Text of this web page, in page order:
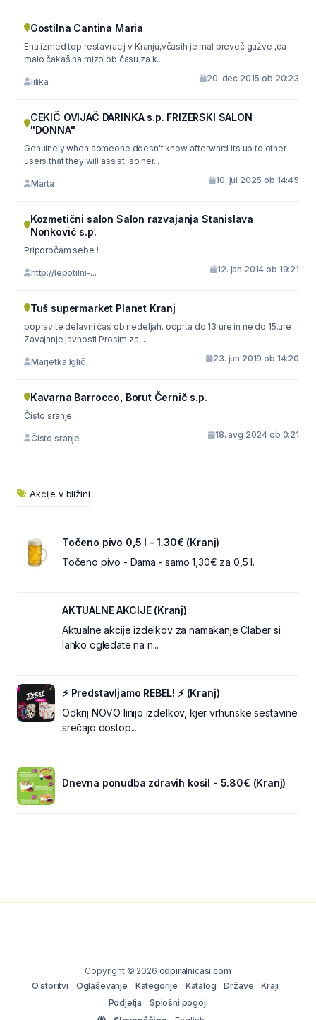
Gostilna Cantina Maria
Ena izmed top restavracij v Kranju,včasih je mal preveč gužve ,da
malo čakaš na mizo ob času za k...
lilika 20. dec 2015 ob 20:23
CEKIČ OVIJAČ DARINKA s.p. FRIZERSKI SALON
"DONNA"
Genuinely when someone doesn't know afterward its up to other
users that they will assist, so her...
Marta 10. jul 2025 ob 14:45
Kozmetični salon Salon razvajanja Stanislava
Nonković s.p.
Priporočam sebe !
http://lepotilni-... 12. jan 2014 ob 19:21
Tuš supermarket Planet Kranj
popravite delavni čas ob nedeljah. odprta do 13 ure in ne do 15.ure
Zavajanje javnosti Prosim za ...
Marjetka Iglič 23. jun 2019 ob 14:20
Kavarna Barrocco, Borut Černič s.p.
Čisto sranje
Čisto sranje 18. avg 2024 ob 0:21
Akcije v bližini
Točeno pivo 0,5 l - 1.30€ (Kranj)
Točeno pivo - Dama - samo 1,30€ za 0,5 l.
AKTUALNE AKCIJE (Kranj)
Aktualne akcije izdelkov za namakanje Claber si
lahko ogledate na n...
⚡ Predstavljamo REBEL! ⚡ (Kranj)
Odkrij NOVO linijo izdelkov, kjer vrhunske sestavine
srečajo dostop...
Dnevna ponudba zdravih kosil - 5.80€ (Kranj)
Copyright © 2026 odpiralnicasi.com
O storitvi
Oglaševanje Kategorije Katalog Države
Kraji
Podjetja
Splošni pogoji